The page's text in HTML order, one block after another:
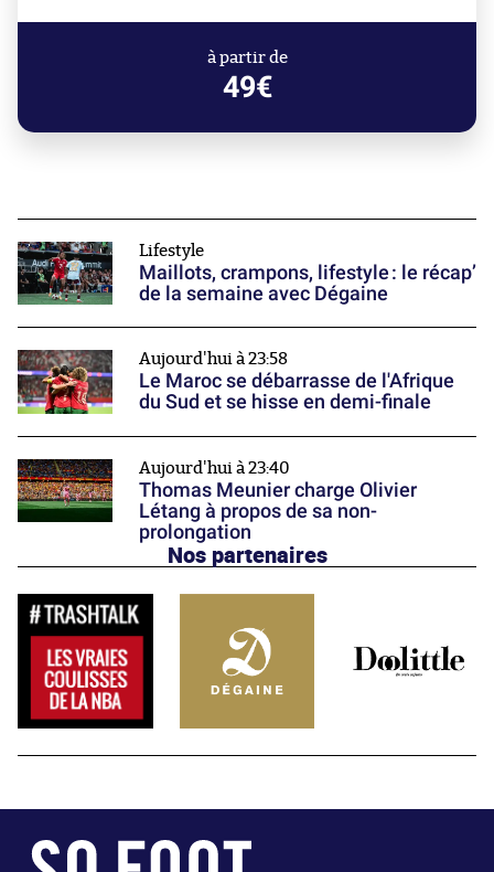
à partir de
49€
Lifestyle
Maillots, crampons, lifestyle : le récap’
de la semaine avec Dégaine
Aujourd'hui à 23:58
Le Maroc se débarrasse de l'Afrique
du Sud et se hisse en demi-finale
Aujourd'hui à 23:40
Thomas Meunier charge Olivier
Létang à propos de sa non-
prolongation
Nos partenaires